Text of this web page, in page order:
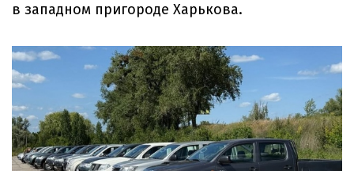
в западном пригороде Харькова.